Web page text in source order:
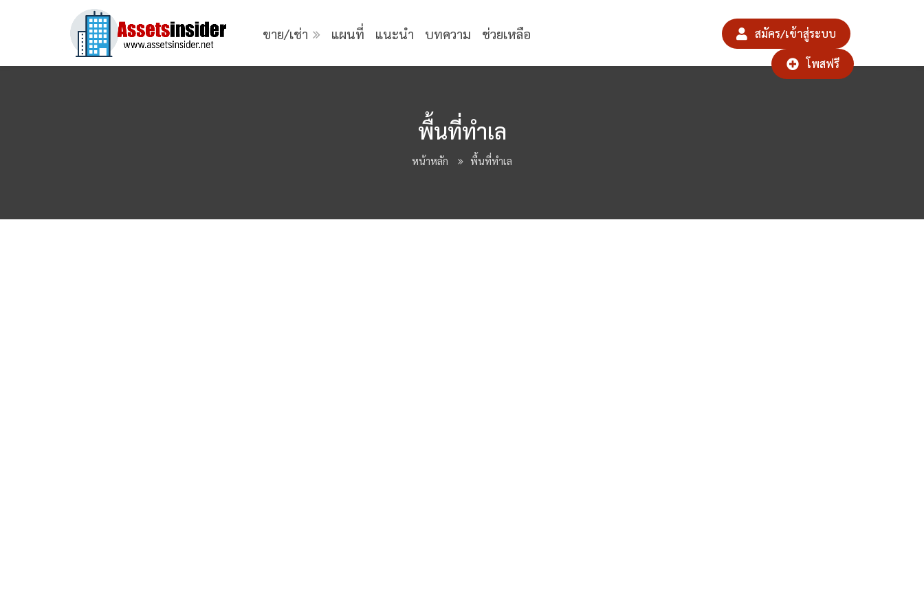
ขาย/เช่า แผนที่ แนะนำ บทความ ช่วยเหลือ สมัคร/เข้าสู่ระบบ
โพสฟรี
พื้นที่ทำเล
หน้าหลัก พื้นที่ทำเล